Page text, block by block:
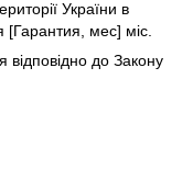
України в
[Гарантия, мес] міс.
відповідно до Закону